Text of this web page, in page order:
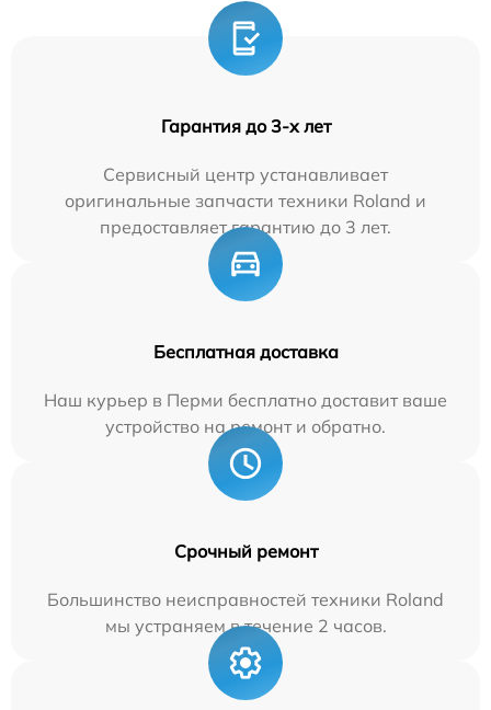
Гарантия до 3-х лет
Сервисный центр устанавливает
оригинальные запчасти техники Roland и
предоставляет гарантию до 3 лет.
Бесплатная доставка
Наш курьер в Перми бесплатно доставит ваше
устройство на ремонт и обратно.
Срочный ремонт
Большинство неисправностей техники Roland
мы устраняем в течение 2 часов.